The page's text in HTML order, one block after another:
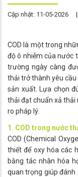
Cập nhật: 11-05-2026 ||
COD là một trong
độ ô nhiễm của nước
trường ngày càng
thải trở thành yêu cầu
sản xuất. Lựa chọn
thải đạt chuẩn xả thải
ro pháp lý.
1. COD trong nước
COD (Chemical
thiết để oxy hóa các
bằng tác nhân hóa
quan trọng giúp đánh